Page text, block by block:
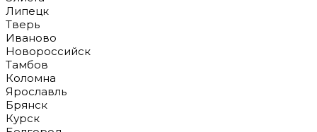
Липецк
Тверь
Иваново
Новороссийск
Тамбов
Коломна
Ярославль
Брянск
Курск